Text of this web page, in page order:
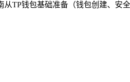
TP钱包基础准备（钱包创建、安